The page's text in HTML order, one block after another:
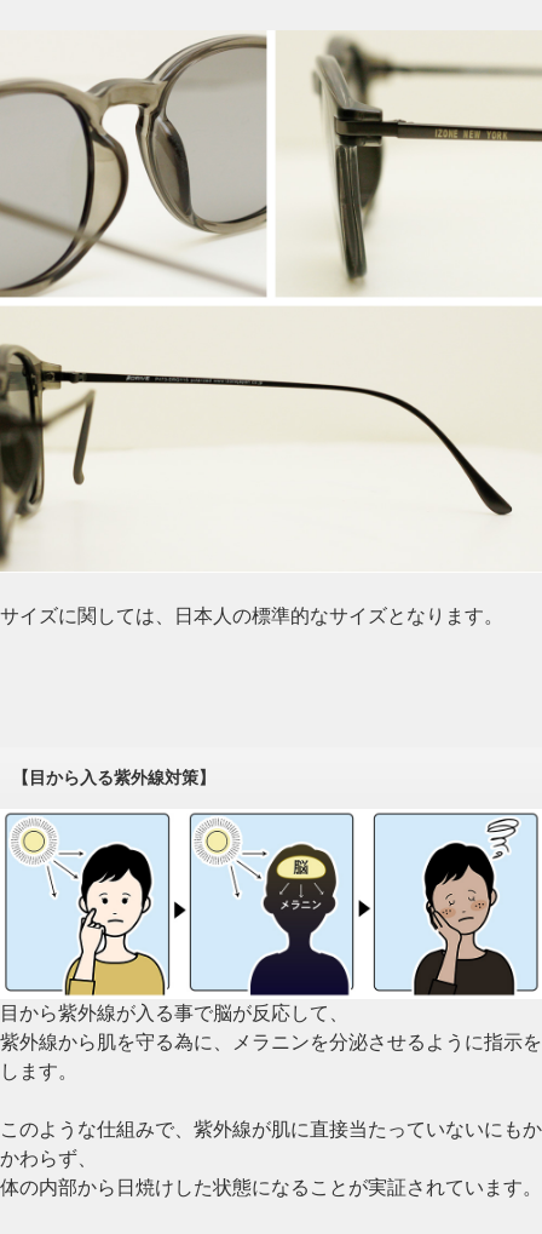
サイズに関しては、日本人の標準的なサイズとなります。
【目から入る紫外線対策】
目から紫外線が入る事で脳が反応して、
紫外線から肌を守る為に、メラニンを分泌させるように指示を
します。
このような仕組みで、紫外線が肌に直接当たっていないにもか
かわらず、
体の内部から日焼けした状態になることが実証されています。